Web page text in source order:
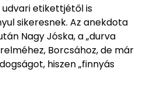
udvari etikettjétől is
sikeresnek. Az anekdota
Nagy Jóska, a „durva
Borcsához, de már
hiszen „finnyás